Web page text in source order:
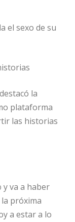
el sexo de su
la
plataforma
las historias
y va a haber
próxima
a estar a lo